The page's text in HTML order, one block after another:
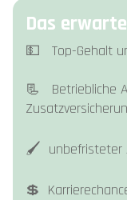
Das
💵 Top-Gehalt
📃 Betriebliche
🖌️ unbefristeter
💲